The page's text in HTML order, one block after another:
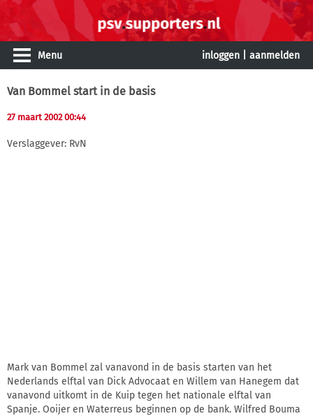
Menu inloggen aanmelden
Van Bommel start in de basis
27 maart 2002 00:44
Verslaggever: RvN
Mark van Bommel zal vanavond in de basis starten van het
Nederlands elftal van Dick Advocaat en Willem van Hanegem dat
vanavond uitkomt in de Kuip tegen het nationale elftal van
Spanje. Ooijer en Waterreus beginnen op de bank. Wilfred Bouma